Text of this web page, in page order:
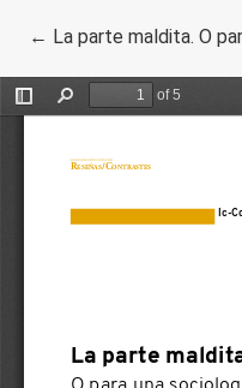
← Volver a los detalles
La parte maldita. O